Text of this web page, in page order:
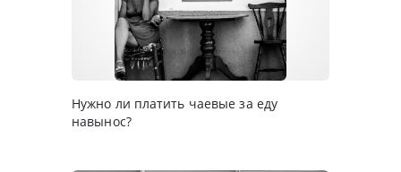
Нужно ли платить чаевые за еду
навынос?